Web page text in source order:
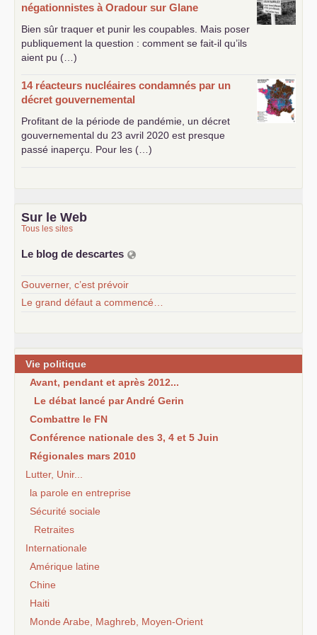
négationnistes à Oradour sur Glane
Bien sûr traquer et punir les coupables. Mais poser
publiquement la question : comment se fait-il qu’ils
aient pu (…)
14 réacteurs nucléaires condamnés par un
décret gouvernemental
Profitant de la période de pandémie, un décret
gouvernemental du 23 avril 2020 est presque
passé inaperçu. Pour les (…)
Sur le Web
Tous les sites
Le blog de descartes
Gouverner, c’est prévoir
Le grand défaut a commencé…
Vie politique
Avant, pendant et après 2012...
Le débat lancé par André Gerin
Combattre le FN
Conférence nationale des 3, 4 et 5 Juin
Régionales mars 2010
Lutter, Unir...
la parole en entreprise
Sécurité sociale
Retraites
Internationale
Amérique latine
Chine
Haiti
Monde Arabe, Maghreb, Moyen-Orient